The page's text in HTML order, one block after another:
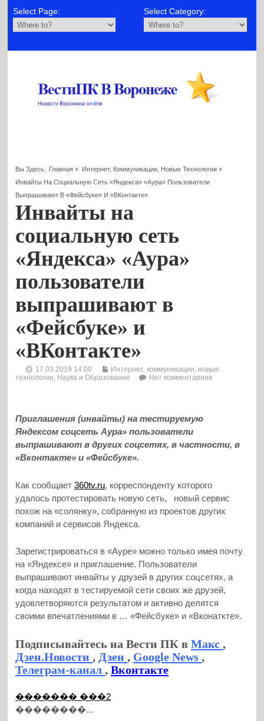
Select Page: Select Category:
Вы Здесь: Главная » Интернет, Коммуникации, Новые Технологии»
Инвайты На Социальную Сеть «Яндекса» «Аура» Пользователи
Выпрашивают В «Фейсбуке» И «ВКонтакте»
Инвайты на
социальную сеть
«Яндекса» «Аура»
пользователи
выпрашивают в
«Фейсбуке» и
«ВКонтакте»
17.03.2019 14:00
Интернет, коммуникации, новые
технологии Наука и Образование Нет комментариев
Приглашения (инвайты) на тестируемую
Яндексом соцсеть Аура» пользователи
выпрашивают в других соцсетях, в частности, в
«Вконтакте» и «Фейсбуке».
Как сообщает360tv.ru, корреспонденту которого
удалось протестировать новую сеть, новый сервис
похож на «солянку», собранную из проектов других
компаний и сервисов Яндекса.
Зарегистрироваться в «Ауре» можно только имея почту
на «Яндексе» и приглашение. Пользователи
выпрашивают инвайты у друзей в других соцсетях, а
когда находят в тестируемой сети своих же друзей,
удовлетворяются результатом и активно делятся
своими впечатлениями в … «Фейсбуке» и «Вконаткте».
Подписывайтесь на Вести ПК вМакс,
Дзен.Новости, Дзен, Google News,
Телеграм-канал,Вконтакте
������� ���2
��������...